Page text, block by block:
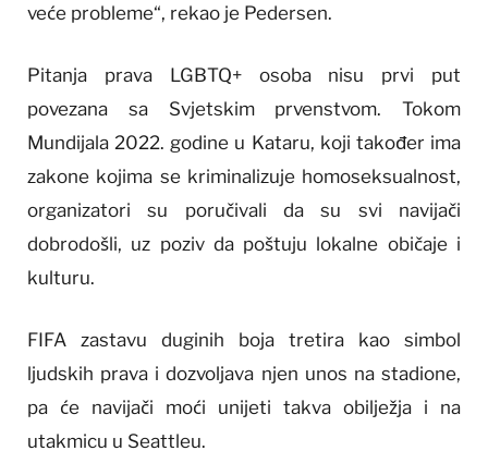
veće probleme“, rekao je Pedersen.
Pitanja prava LGBTQ+ osoba nisu prvi put
povezana sa Svjetskim prvenstvom. Tokom
Mundijala 2022. godine u Kataru, koji također ima
zakone kojima se kriminalizuje homoseksualnost,
organizatori su poručivali da su svi navijači
dobrodošli, uz poziv da poštuju lokalne običaje i
kulturu.
FIFA zastavu duginih boja tretira kao simbol
ljudskih prava i dozvoljava njen unos na stadione,
pa će navijači moći unijeti takva obilježja i na
utakmicu u Seattleu.